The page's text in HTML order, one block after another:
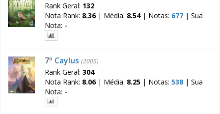
Rank Geral: 132
Nota Rank: 8.36| Média: 8.54| Notas: 677 | Sua
Nota: -
7º Caylus (2005)
Rank Geral: 304
Nota Rank: 8.06| Média: 8.25 | Notas: 538 | Sua
Nota: -